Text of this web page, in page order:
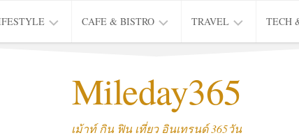
CAFE & BISTRO
CAFE
TRAVEL
THAI
TRIP
TECH
Mileday365
เม้าท์ กิน ฟิน เที่ยว อินเทรนด์ 365วัน